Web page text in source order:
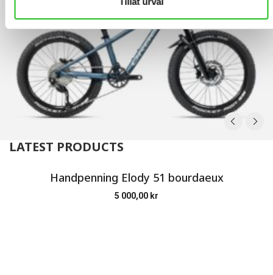
LATEST PRODUCTS
Handpenning Elody 51 bourdaeux
5 000,00 kr